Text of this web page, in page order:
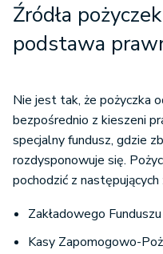
Źródła
podstawa
Nie jest tak, że pożyczka
bezpośrednio z kieszeni
specjalny fundusz, gdzie
rozdysponowuje się.
pochodzić z następujących
Zakładowego
Kasy Zapomogowo-